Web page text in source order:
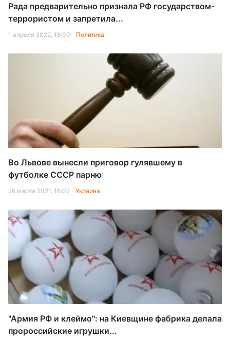
Рада предварительно признала РФ государством-
террористом и запретила...
1 апреля 2022, 18:00 Политика
Во Львове вынесли приговор гулявшему в
футболке СССР парню
26 марта 2021, 16:02 Украина
"Армия РФ и клеймо": на Киевщине фабрика делала
пророссийские игрушки...